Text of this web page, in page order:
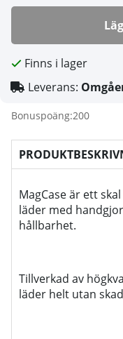
Finns i lager
Leverans:
Bonuspoäng:200
MagCase är ett
läder med
hållbarhet.
Tillverkad av
läder helt utan